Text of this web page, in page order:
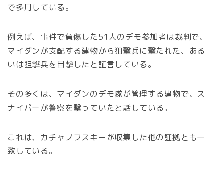
で多用している。
例えば、事件で負傷した51人のデモ参加者は裁判で、
マイダンが支配する建物から狙撃兵に撃たれた、ある
いは狙撃兵を目撃したと証言している。
その多くは、マイダンのデモ隊が管理する建物で、ス
ナイパーが警察を撃っていたと話している。
これは、カチャノフスキーが収集した他の証拠とも一
致している。